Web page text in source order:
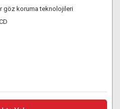
göz koruma teknolojileri